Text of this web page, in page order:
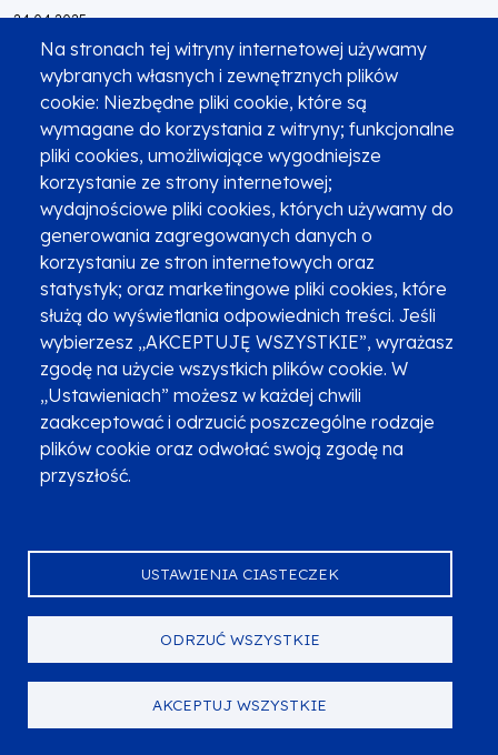
Na stronach tej witryny internetowej używamy
wybranych własnych i zewnętrznych plików
cookie: Niezbędne pliki cookie, które są
wymagane do korzystania z witryny; funkcjonalne
pliki cookies, umożliwiające wygodniejsze
korzystanie ze strony internetowej;
wydajnościowe pliki cookies, których używamy do
generowania zagregowanych danych o
korzystaniu ze stron internetowych oraz
statystyk; oraz marketingowe pliki cookies, które
służą do wyświetlania odpowiednich treści. Jeśli
wybierzesz „AKCEPTUJĘ WSZYSTKIE”, wyrażasz
zgodę na użycie wszystkich plików cookie. W
„Ustawieniach” możesz w każdej chwili
zaakceptować i odrzucić poszczególne rodzaje
plików cookie oraz odwołać swoją zgodę na
przyszłość.
USTAWIENIA CIASTECZEK
ODRZUĆ WSZYSTKIE
AKCEPTUJ WSZYSTKIE
Opublikowano:
24.04.2025
Informacja o zmianie Regulaminu wyboru
projektów nr FEMP.06.27-IP.02-002/24 z
22.04.2025
Zarząd Województwa Małopolskiego uchwałą Nr
935/25 z dnia 22 kwietnia 2025 r. zmienił Regulamin
wyboru projektów nr FEMP.06.27-IP.02-002/24 w
ramach Priorytetu 6. Fundusze europejskie dla rynku
pracy,...
Finanse
MAKSYMALNY PROCENT DOFINANSOWANIA
95%
21 498 895,18 PLN w podziale na
typy projektów wskazane w
Regulaminie wyboru projektów
Data naboru